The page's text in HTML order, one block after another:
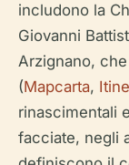
includono la
Giovanni
Arzignano,
(Mapcarta,
rinascimentali
facciate, negli